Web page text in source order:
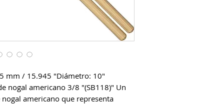
mm / 15.945 "Diámetro: 10"
nogal americano 3/8 "(SB118)" Un
americano que representa